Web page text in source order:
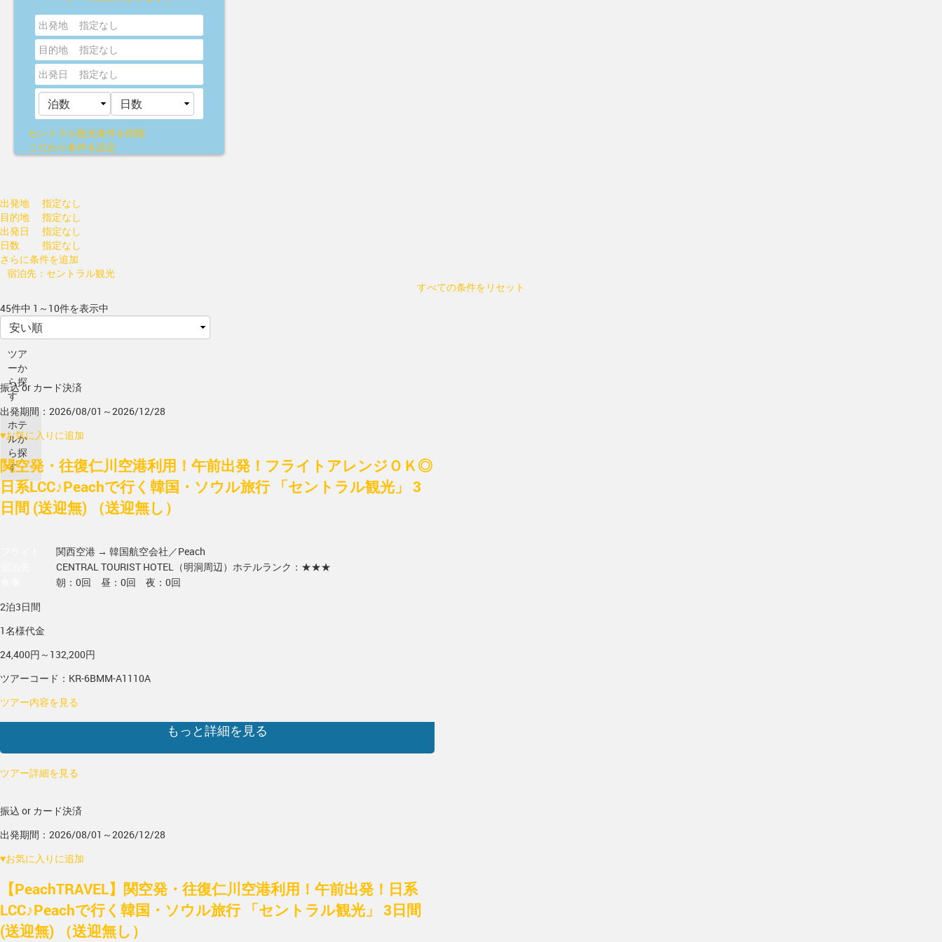
出発地
指定なし
目的地
指定なし
出発日
指定なし
セントラル観光条件を削除
こだわり条件を設定
出発地
指定なし
目的地
指定なし
出発日
指定なし
日数
指定なし
さらに条件を追加
宿泊先：セントラル観光
すべての条件をリセット
45件中 1～10件を表示中
ツア
ーか
ら探
す
ホテ
ルか
ら探
す
振込 or カード決済
出発期間：2026/08/01～2026/12/28
♥お気に入りに追加
関空発・往復仁川空港利用！午前出発！フライトアレンジＯＫ◎
日系LCC♪Peachで行く韓国・ソウル旅行 「セントラル観光」 3
日間 (送迎無) （送迎無し）
関西空港 → 韓国航空会社／Peach
CENTRAL TOURIST HOTEL（明洞周辺） ホテルランク：★★★
朝：0回 昼：0回 夜：0回
2泊3日間
1名様代金
24,400円～132,200円
ツアーコード：KR-6BMM-A1110A
ツアー内容を見る
もっと詳細を見る
ツアー詳細を見る
振込 or カード決済
出発期間：2026/08/01～2026/12/28
♥お気に入りに追加
【PeachTRAVEL】関空発・往復仁川空港利用！午前出発！日系
LCC♪Peachで行く韓国・ソウル旅行 「セントラル観光」 3日間
(送迎無) （送迎無し）